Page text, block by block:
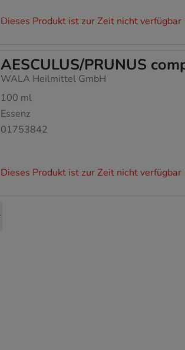
Dieses Produkt ist zur Zeit nicht verfügbar
AESCULUS/PRUNUS
WALA Heilmittel GmbH
100 ml
Essenz
01753842
Dieses Produkt ist zur Zeit nicht verfügbar